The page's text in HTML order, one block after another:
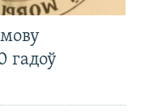
гадоў